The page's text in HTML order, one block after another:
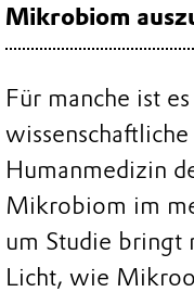
Mikrobiom
Für manche ist
Humanmedizin
Mikrobiom im
um Studie bringt
Licht, wie